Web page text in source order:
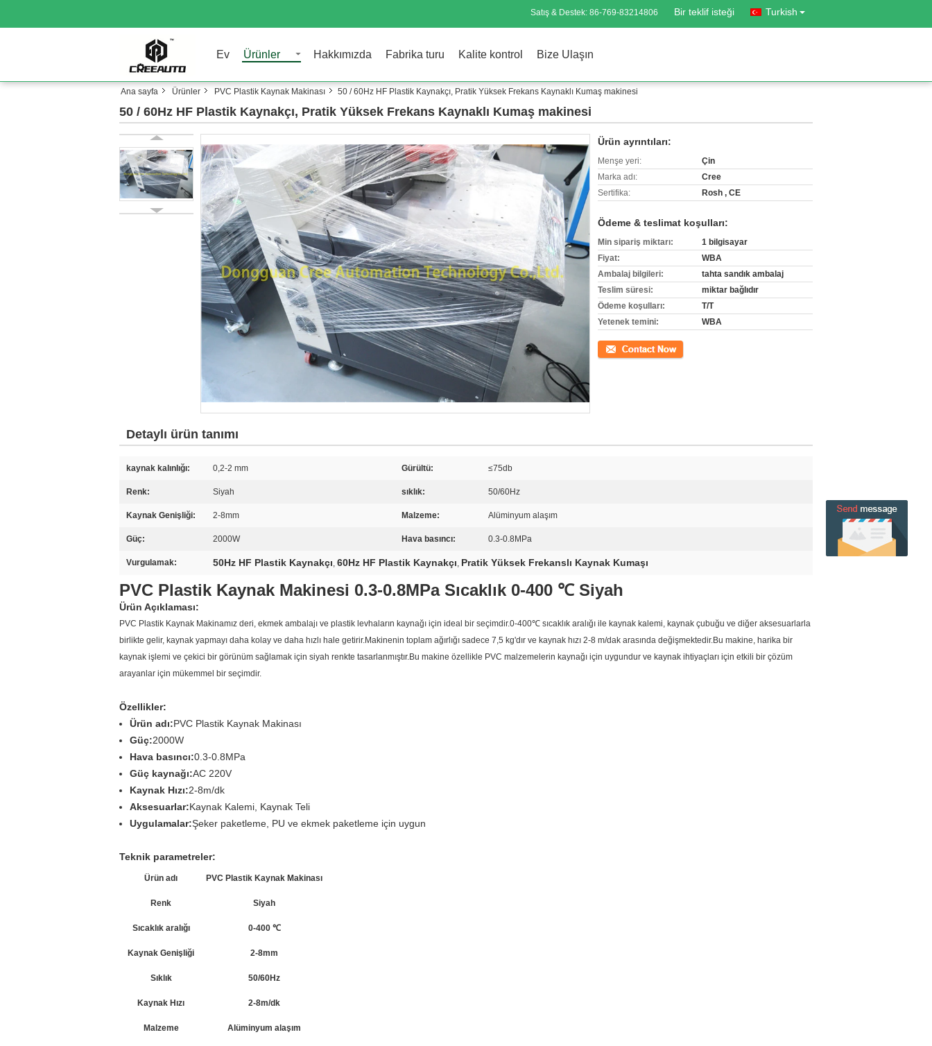
Satış & Destek: 86-769-83214806 Bir teklif isteği Turkish
Ev Ürünler Hakkımızda Fabrika turu Kalite kontrol Bize Ulaşın
Ana sayfa Ürünler PVC Plastik Kaynak Makinası 50 / 60Hz HF Plastik Kaynakçı, Pratik Yüksek Frekans Kaynaklı Kumaş makinesi
50 / 60Hz HF Plastik Kaynakçı, Pratik Yüksek Frekans Kaynaklı Kumaş makinesi
Ürün ayrıntıları:
Menşe yeri:
Çin
Marka adı:
Cree
Sertifika:
Rosh , CE
Ödeme & teslimat koşulları:
Min sipariş miktarı:
1 bilgisayar
Fiyat:
WBA
Ambalaj bilgileri:
tahta sandık ambalaj
Teslim süresi:
miktar bağlıdır
Ödeme koşulları:
T/T
Yetenek temini:
WBA
İletişim
Detaylı ürün tanımı
kaynak kalınlığı: 0,2-2 mm Gürültü: ≤75db
Renk: Siyah sıklık: 50/60Hz
Kaynak Genişliği: 2-8mm Malzeme: Alüminyum alaşım
Güç: 2000W Hava basıncı: 0.3-0.8MPa
Vurgulamak: 50Hz HF Plastik Kaynakçı, 60Hz HF Plastik Kaynakçı, Pratik Yüksek Frekanslı Kaynak Kumaşı
PVC Plastik Kaynak Makinesi 0.3-0.8MPa Sıcaklık 0-400 ℃ Siyah
Ürün Açıklaması:
PVC Plastik Kaynak Makinamız deri, ekmek ambalajı ve plastik levhaların kaynağı için ideal bir seçimdir.0-400℃ sıcaklık aralığı ile kaynak kalemi, kaynak çubuğu ve diğer aksesuarlarla
birlikte gelir, kaynak yapmayı daha kolay ve daha hızlı hale getirir.Makinenin toplam ağırlığı sadece 7,5 kg'dır ve kaynak hızı 2-8 m/dak arasında değişmektedir.Bu makine, harika bir
kaynak işlemi ve çekici bir görünüm sağlamak için siyah renkte tasarlanmıştır.Bu makine özellikle PVC malzemelerin kaynağı için uygundur ve kaynak ihtiyaçları için etkili bir çözüm
arayanlar için mükemmel bir seçimdir.
Özellikler:
Ürün adı:PVC Plastik Kaynak Makinası
Güç:2000W
Hava basıncı:0.3-0.8MPa
Güç kaynağı:AC 220V
Kaynak Hızı:2-8m/dk
Aksesuarlar:Kaynak Kalemi, Kaynak Teli
Uygulamalar:Şeker paketleme, PU ve ekmek paketleme için uygun
Teknik parametreler:
Ürün adı PVC Plastik Kaynak Makinası
Renk Siyah
Sıcaklık aralığı 0-400 ℃
Kaynak Genişliği 2-8mm
Sıklık 50/60Hz
Kaynak Hızı 2-8m/dk
Malzeme Alüminyum alaşım